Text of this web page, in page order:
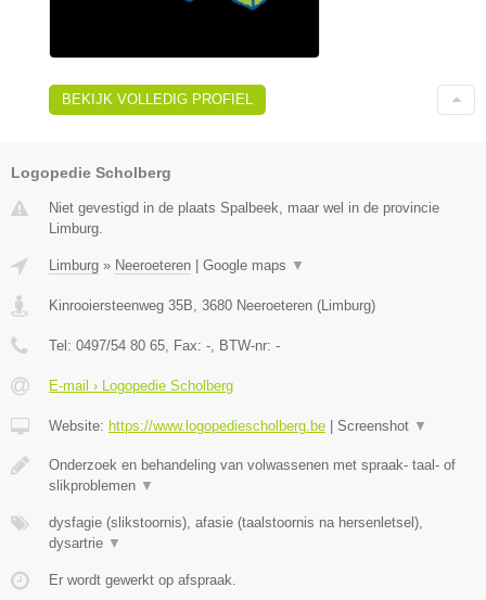
BEKIJK VOLLEDIG PROFIEL
Logopedie Scholberg
Niet gevestigd in de plaats Spalbeek, maar wel in de provincie
Limburg.
Limburg » Neeroeteren | Google maps ▼
Kinrooiersteenweg 35B 3680 Neeroeteren (Limburg)
Tel: 0497/54 80 65 , Fax: - , BTW-nr: -
E-mail › Logopedie Scholberg
Website: https://www.logopediescholberg.be | Screenshot ▼
Onderzoek en behandeling van volwassenen met spraak- taal- of
slikproblemen ▼
dysfagie (slikstoornis), afasie (taalstoornis na hersenletsel),
dysartrie ▼
Er wordt gewerkt op afspraak.